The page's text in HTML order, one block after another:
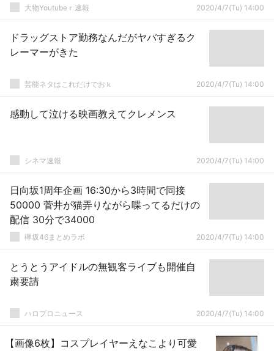
大物Youtubeｒ速報 2020/4/7(Tu) 14:00
ドラッグストア勤務なんだがヤバすぎるク
レーマーがきた
芸能ネタはこれだけでおｋ 2020/4/7(Tu) 14:00
感動して泣ける映画教えてクレメンス
シネマ速報 2020/4/7(Tu) 14:00
日向坂1周年企画 16:30から3時間で同接
50000 菅井が猫弄りながら喋ってるだけの
配信 30分で34000
欅坂46まとめラボ 2020/4/7(Tu) 14:00
とうとうアイドルの無観客ライブも開催自
粛要請
ハロプロニュース 2020/4/7(Tu) 14:00
【画像6枚】コスプレイヤーえなこより可愛